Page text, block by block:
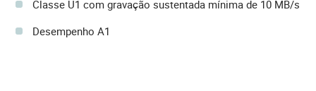
Classe U1 com gravação sustentada mínima de 10 MB/s
Desempenho A1